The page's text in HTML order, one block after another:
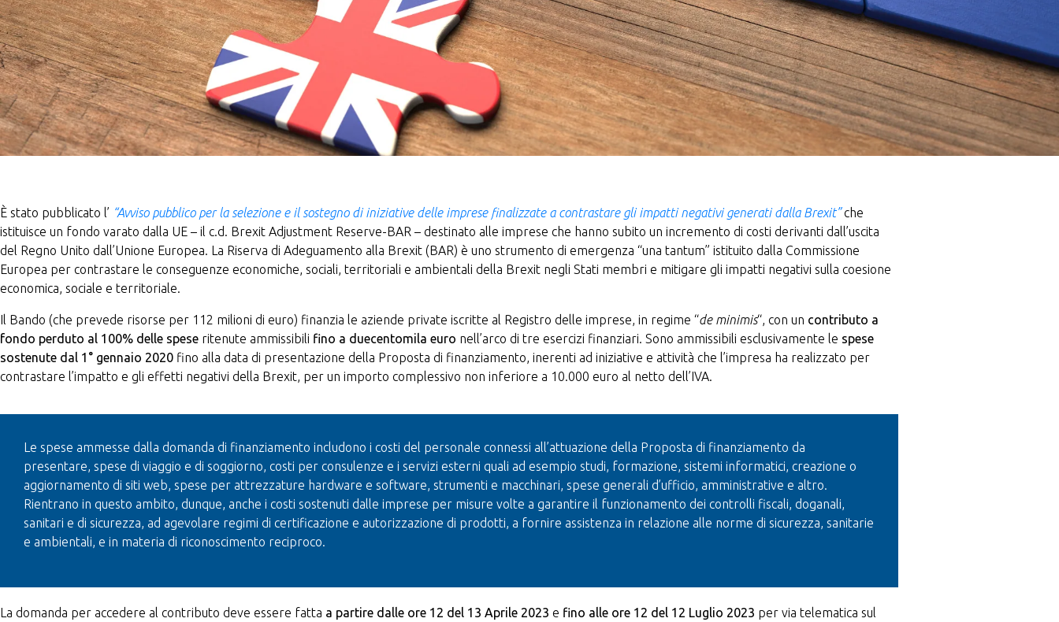
È stato pubblicato l’ “Avviso pubblico per la selezione e il sostegno di iniziative delle imprese finalizzate a contrastare gli impatti negativi generati dalla Brexit”che
istituisce un fondo varato dalla UE – il c.d. Brexit Adjustment Reserve-BAR – destinato alle imprese che hanno subito un incremento di costi derivanti dall’uscita
del Regno Unito dall’Unione Europea. La Riserva di Adeguamento alla Brexit (BAR) è uno strumento di emergenza “una tantum” istituito dalla Commissione
Europea per contrastare le conseguenze economiche, sociali, territoriali e ambientali della Brexit negli Stati membri e mitigare gli impatti negativi sulla coesione
economica, sociale e territoriale.
Il Bando (che prevede risorse per 112 milioni di euro) finanzia le aziende private iscritte al Registro delle imprese, in regime “de minimis“, con un contributo a
fondo perduto al 100% delle spese ritenute ammissibili fino a duecentomila euro nell’arco di tre esercizi finanziari. Sono ammissibili esclusivamente le spese
sostenute dal 1° gennaio 2020 fino alla data di presentazione della Proposta di finanziamento, inerenti ad iniziative e attività che l’impresa ha realizzato per
contrastare l’impatto e gli effetti negativi della Brexit, per un importo complessivo non inferiore a 10.000 euro al netto dell’IVA.
Le spese ammesse dalla domanda di finanziamento includono i costi del personale connessi all’attuazione della Proposta di finanziamento da
presentare, spese di viaggio e di soggiorno, costi per consulenze e i servizi esterni quali ad esempio studi, formazione, sistemi informatici, creazione o
aggiornamento di siti web, spese per attrezzature hardware e software, strumenti e macchinari, spese generali d’ufficio, amministrative e altro.
Rientrano in questo ambito, dunque, anche i costi sostenuti dalle imprese per misure volte a garantire il funzionamento dei controlli fiscali, doganali,
sanitari e di sicurezza, ad agevolare regimi di certificazione e autorizzazione di prodotti, a fornire assistenza in relazione alle norme di sicurezza, sanitarie
e ambientali, e in materia di riconoscimento reciproco.
La domanda per accedere al contributo deve essere fatta a partire dalle ore 12 del 13 Aprile 2023 e fino alle ore 12 del 12 Luglio 2023 per via telematica sul